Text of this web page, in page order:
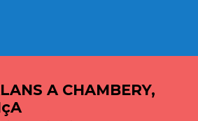
A CHAMBERY,